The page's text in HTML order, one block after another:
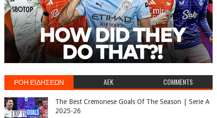
ΡΟΗ ΕΙΔΗΣΕΩΝ AEK COMMENTS
The Best Cremonese Goals Of The Season | Serie A
2025-26